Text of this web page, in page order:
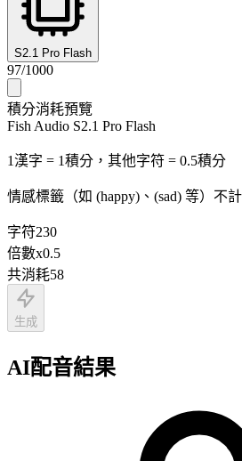
S2.1 Pro Flash
97/1000
積分消耗預覽
Fish Audio S2.1 Pro Flash
1漢字 = 1積分，其他字符 = 0.5積分
情感標籤（如 (happy)、(sad) 等）不
字符230
倍數x0.5
共消耗58
生成
AI配音結果